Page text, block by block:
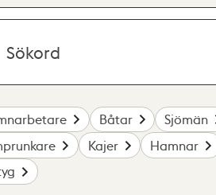
Sökord
Båtar
Sjömän
Kajer
Hamnar